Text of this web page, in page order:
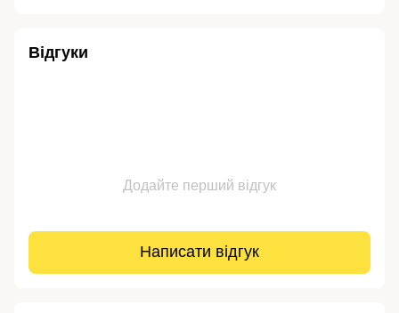
Відгуки
Додайте перший відгук
Написати відгук